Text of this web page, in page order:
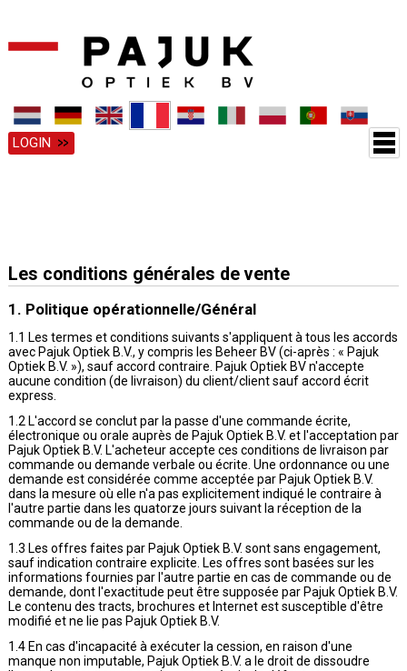
LOGIN
Les conditions générales de vente
1. Politique opérationnelle/Général
1.1 Les termes et conditions suivants s'appliquent à tous les accords
avec Pajuk Optiek B.V., y compris les Beheer BV (ci-après : « Pajuk
Optiek B.V. »), sauf accord contraire. Pajuk Optiek BV n'accepte
aucune condition (de livraison) du client/client sauf accord écrit
express.
1.2 L'accord se conclut par la passe d'une commande écrite,
électronique ou orale auprès de Pajuk Optiek B.V. et l'acceptation par
Pajuk Optiek B.V. L'acheteur accepte ces conditions de livraison par
commande ou demande verbale ou écrite. Une ordonnance ou une
demande est considérée comme acceptée par Pajuk Optiek B.V.
dans la mesure où elle n'a pas explicitement indiqué le contraire à
l'autre partie dans les quatorze jours suivant la réception de la
commande ou de la demande.
1.3 Les offres faites par Pajuk Optiek B.V. sont sans engagement,
sauf indication contraire explicite. Les offres sont basées sur les
informations fournies par l'autre partie en cas de commande ou de
demande, dont l'exactitude peut être supposée par Pajuk Optiek B.V.
Le contenu des tracts, brochures et Internet est susceptible d'être
modifié et ne lie pas Pajuk Optiek B.V.
1.4 En cas d'incapacité à exécuter la cession, en raison d'une
manque non imputable, Pajuk Optiek B.V. a le droit de dissoudre